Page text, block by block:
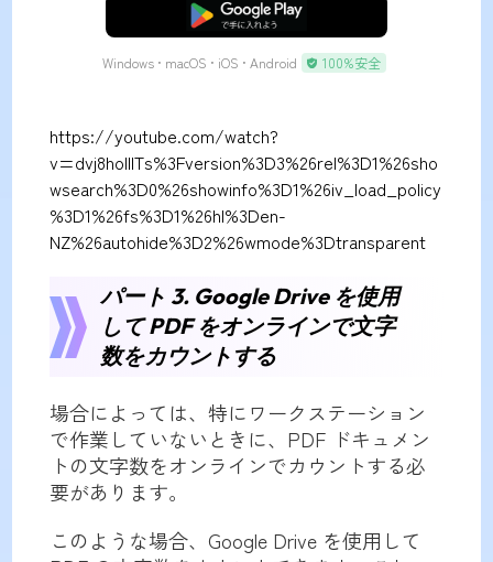
無料ダウンロード
Windows • macOS • iOS • Android 100%安全
https://youtube.com/watch?
v=dvj8hoIIlTs%3Fversion%3D3%26rel%3D1%26sho
wsearch%3D0%26showinfo%3D1%26iv_load_policy
%3D1%26fs%3D1%26hl%3Den-
NZ%26autohide%3D2%26wmode%3Dtransparent
パート 3. Google Drive を使用
して PDF をオンラインで文字
数をカウントする
場合によっては、特にワークステーション
で作業していないときに、PDF ドキュメン
トの文字数をオンラインでカウントする必
要があります。
このような場合、Google Drive を使用して